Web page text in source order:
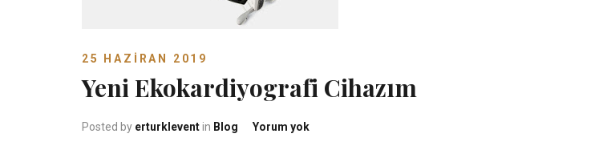
25 HAZIRAN 2019
Yeni Ekokardiyografi Cihazım
Posted by erturkleventin Blog Yorum yokYeni Ekokardiyografi Cihazım